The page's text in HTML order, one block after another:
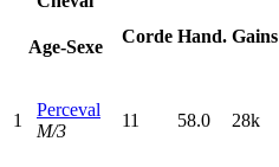
Age-Sexe
Corde Hand. Gains
1
Perceval
M/3
11 58.0 28k